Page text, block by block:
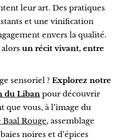
leur art. Des pratiques
et une vinification
envers la qualité.
un récit vivant, entre
sensoriel ? Explorez notre
du Liban pour découvrir
que vous, à l’image du
Rouge, assemblage
noires et d’épices